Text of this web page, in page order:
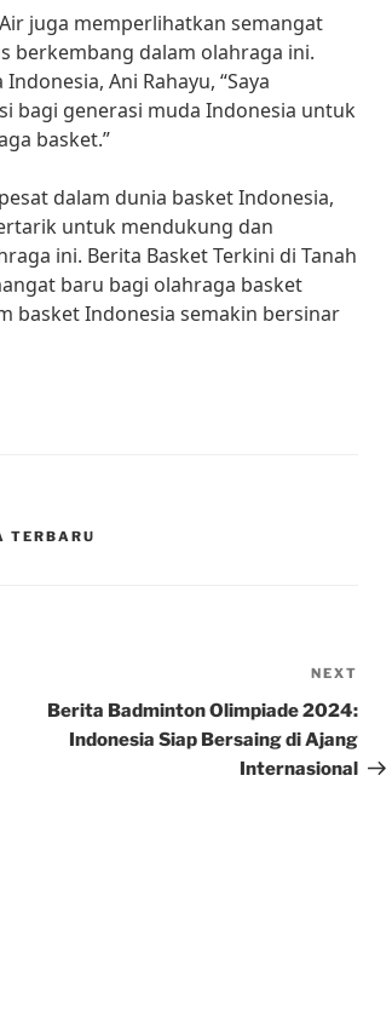
juga memperlihatkan semangat
berkembang dalam olahraga ini.
Ani Rahayu, “Saya
bagi generasi muda Indonesia untuk
basket.”
dalam dunia basket Indonesia,
untuk mendukung dan
ini. Berita Basket Terkini di Tanah
baru bagi olahraga basket
basket Indonesia semakin bersinar
TERBARU
Post
NEXT
Berita Badminton Olimpiade 2024:
Indonesia Siap Bersaing di Ajang
Internasional